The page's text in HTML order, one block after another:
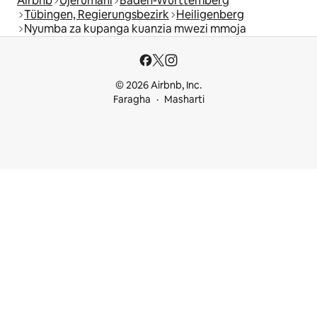
Tübingen, Regierungsbezirk Heiligenberg
Nyumba za kupanga kuanzia mwezi mmoja
© 2026 Airbnb, Inc.
Faragha
Masharti